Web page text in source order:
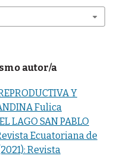
autor/a
Y
Fulica
LAGO SAN PABLO
Ecuatoriana de
Revista